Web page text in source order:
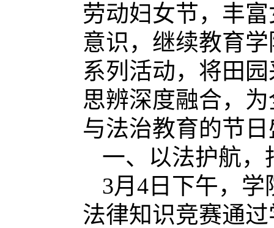
劳动妇女节，丰
意识 ， 继续教育
系列活动，将田
思辨深度融合，
与法治教育的节
一、以法护航，
3月4日下午，
法律知识竞赛通